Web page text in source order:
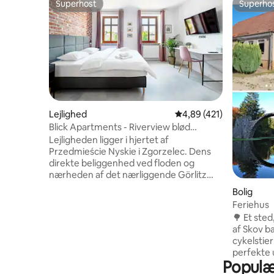
Superhost
Superhost
Lejlighed 4,89 ud af 5 i
4,89 (421)
Blick Apartments - Riverview blød
loftslejlighed
Lejligheden ligger i hjertet af
Przedmieście Nyskie i Zgorzelec. Dens
direkte beliggenhed ved floden og
nærheden af det nærliggende Görlitz
Bolig
Feriehus
🌳 Et
af Skov
cykelstier lige
perfekte
den